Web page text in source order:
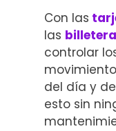
Con las
las
controlar
del día y
esto sin